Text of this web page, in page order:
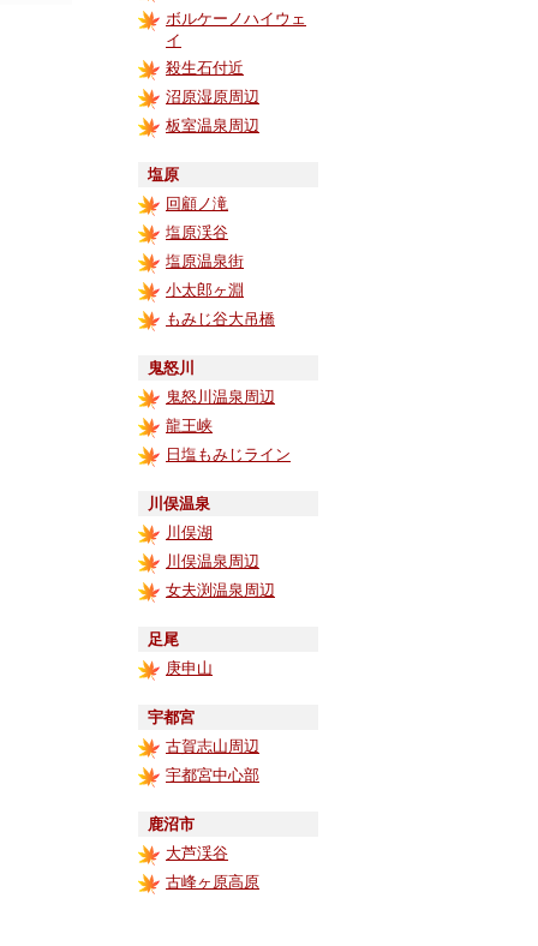
ボルケーノハイウェ
イ
殺生石付近
沼原湿原周辺
板室温泉周辺
塩原
回顧ノ滝
塩原渓谷
塩原温泉街
小太郎ヶ淵
もみじ谷大吊橋
鬼怒川
鬼怒川温泉周辺
龍王峡
日塩もみじライン
川俣温泉
川俣湖
川俣温泉周辺
女夫渕温泉周辺
足尾
庚申山
宇都宮
古賀志山周辺
宇都宮中心部
鹿沼市
大芦渓谷
古峰ヶ原高原